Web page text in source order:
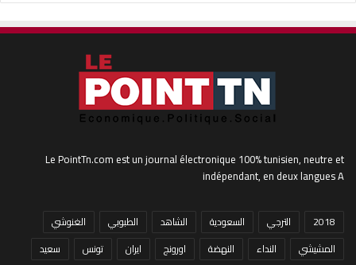
Le PointTn.com est un journal électronique 100% tunisien, neutre et
indépendant, en deux langues A
2018 الترجي السعودية الشاهد الطبوبي
الغنوشي
المشيشي
النداء النهضة اورونج ايران تونس
سعيد